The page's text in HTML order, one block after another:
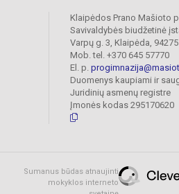
Klaipėdos Prano Mašioto
Savivaldybės biudžetinė
Varpų g. 3, Klaipėda, 94275
Mob. tel. +370 645 57770
El. p.
Duomenys kaupiami ir
Juridinių asmenų registre
Įmonės kodas 295170620
Sumanus būdas atnaujinti
mokyklos interneto